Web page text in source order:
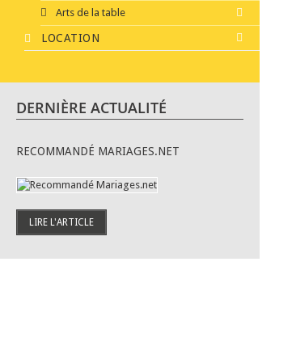
Arts de la table
LOCATION
DERNIÈRE ACTUALITÉ
RECOMMANDÉ MARIAGES.NET
LIRE L'ARTICLE